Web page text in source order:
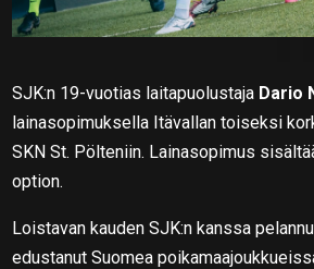
SJK:n 19-vuotias laitapuolustaja Dario
lainasopimuksella Itävallan toiseksi
SKN St. Pölteniin. Lainasopimus
option.
Loistavan kauden SJK:n kanssa
edustanut Suomea